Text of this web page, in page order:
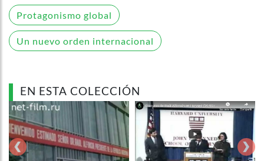
Protagonismo global
Un nuevo orden internacional
EN ESTA COLECCIÓN
‹ ›